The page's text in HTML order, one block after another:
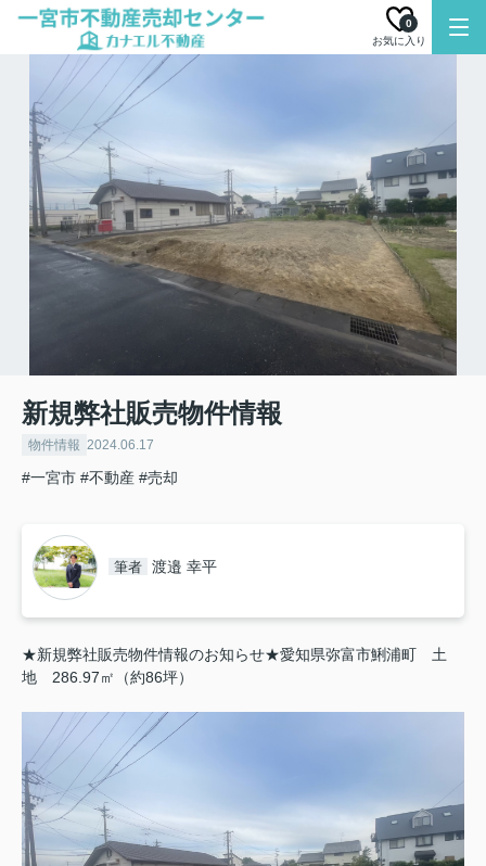
お気に入り
0
新規弊社販売物件情報
物件情報 2024.06.17
#一宮市 #不動産 #売却
筆者 渡邉 幸平
★新規弊社販売物件情報のお知らせ★愛知県弥富市鯏浦町 土
地 286.97㎡（約86坪）